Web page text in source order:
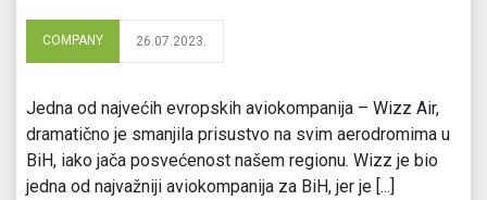
COMPANY 26.07.2023.
Jedna od najvećih evropskih aviokompanija – Wizz Air,
dramatično je smanjila prisustvo na svim aerodromima u
BiH, iako jača posvećenost našem regionu. Wizz je bio
jedna od najvažniji aviokompanija za BiH, jer je [...]